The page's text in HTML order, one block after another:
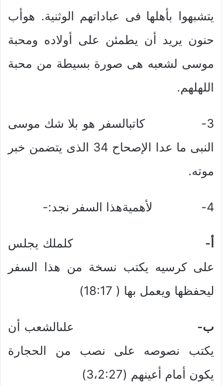
يتشبهوا بأهلها فى عباداتهم الوثنية. هوأب
حنون يريد أن يطمئن على أولاده ومحبة
موسى لشعبه هى صورة بسيطة من محبة
اللهلهم.
3- كاتبالسفر هو بلا شك موسى
النبى ما عدا الإصحاح 34 الذى يتضمن خبر
موته.
4- لأهميةهذا السفر نجد:-
أ‌-كلملك يجلس
على كرسيه يكتب نسخة من هذا السفر
ليحفظها ويعمل بها ( 18:17)
ب‌- علىالشعب أن
يكتب نصوصه على نصب من الحجارة
يكون أمام أعينهم (3،2:27)